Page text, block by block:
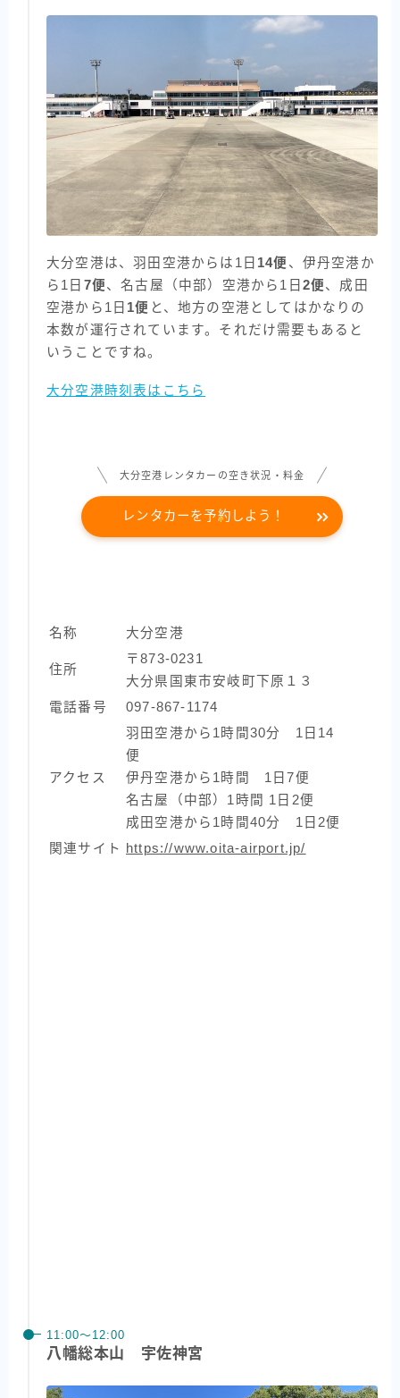
大分空港は、羽田空港からは1日 14便 、伊丹空港か
ら1日 7便、名古屋（中部）空港から1日 2便、成田
空港から1日 1便 と、地方の空港としてはかなりの
本数が運行されています。それだけ需要もあると
いうことですね。
大分空港時刻表はこちら
大分空港レンタカーの空き状況・料金
レンタカーを予約しよう！
名称 大分空港
住所
〒873-0231
大分県国東市安岐町下原１３
電話番号
097-867-1174
アクセス
羽田空港から1時間30分 1日14
便
伊丹空港から1時間 1日7便
名古屋（中部）1時間 1日2便
成田空港から1時間40分 1日2便
関連サイト
https://www.oita-airport.jp/
11:00〜12:00
八幡総本山 宇佐神宮